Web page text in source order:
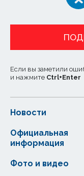
Если вы заметили
и нажмите Ctrl+Enter
Новости
Официальная
информация
Фото и видео